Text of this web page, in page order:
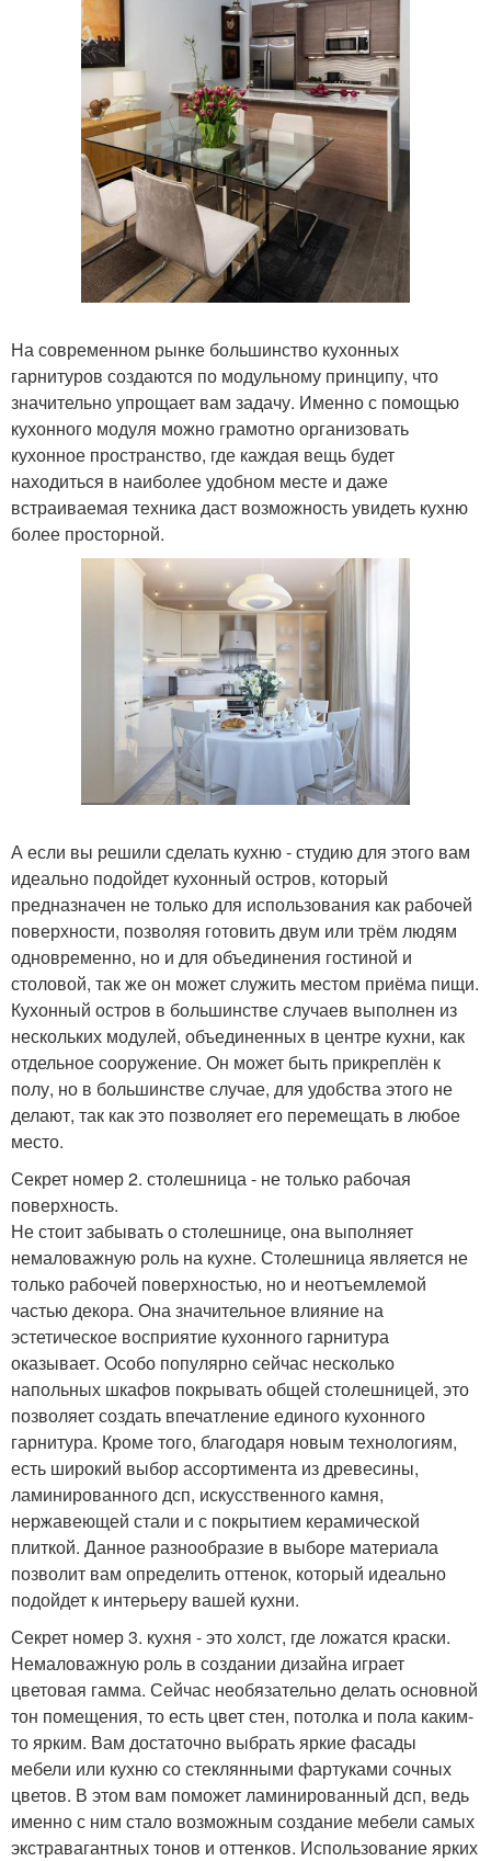
На современном рынке большинство кухонных
гарнитуров создаются по модульному принципу, что
значительно упрощает вам задачу. Именно с помощью
кухонного модуля можно грамотно организовать
кухонное пространство, где каждая вещь будет
находиться в наиболее удобном месте и даже
встраиваемая техника даст возможность увидеть кухню
более просторной.
А если вы решили сделать кухню - студию для этого вам
идеально подойдет кухонный остров, который
предназначен не только для использования как рабочей
поверхности, позволяя готовить двум или трём людям
одновременно, но и для объединения гостиной и
столовой, так же он может служить местом приёма пищи.
Кухонный остров в большинстве случаев выполнен из
нескольких модулей, объединенных в центре кухни, как
отдельное сооружение. Он может быть прикреплён к
полу, но в большинстве случае, для удобства этого не
делают, так как это позволяет его перемещать в любое
место.
Секрет номер 2. столешница - не только рабочая
поверхность.
Не стоит забывать о столешнице, она выполняет
немаловажную роль на кухне. Столешница является не
только рабочей поверхностью, но и неотъемлемой
частью декора. Она значительное влияние на
эстетическое восприятие кухонного гарнитура
оказывает. Особо популярно сейчас несколько
напольных шкафов покрывать общей столешницей, это
позволяет создать впечатление единого кухонного
гарнитура. Кроме того, благодаря новым технологиям,
есть широкий выбор ассортимента из древесины,
ламинированного дсп, искусственного камня,
нержавеющей стали и с покрытием керамической
плиткой. Данное разнообразие в выборе материала
позволит вам определить оттенок, который идеально
подойдет к интерьеру вашей кухни.
Секрет номер 3. кухня - это холст, где ложатся краски.
Немаловажную роль в создании дизайна играет
цветовая гамма. Сейчас необязательно делать основной
тон помещения, то есть цвет стен, потолка и пола каким-
то ярким. Вам достаточно выбрать яркие фасады
мебели или кухню со стеклянными фартуками сочных
цветов. В этом вам поможет ламинированный дсп, ведь
именно с ним стало возможным создание мебели самых
экстравагантных тонов и оттенков. Использование ярких